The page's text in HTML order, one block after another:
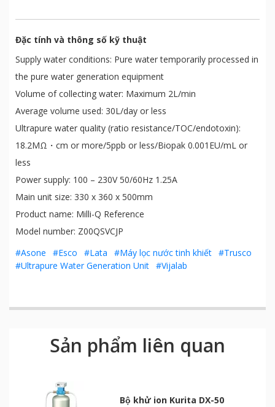
Đặc tính và thông số kỹ thuật
Supply water conditions: Pure water temporarily processed in
the pure water generation equipment
Volume of collecting water: Maximum 2L/min
Average volume used: 30L/day or less
Ultrapure water quality (ratio resistance/TOC/endotoxin):
18.2MΩ・cm or more/5ppb or less/Biopak 0.001EU/mL or
less
Power supply: 100 – 230V 50/60Hz 1.25A
Main unit size: 330 x 360 x 500mm
Product name: Milli-Q Reference
Model number: Z00QSVCJP
#Asone
#Esco #Lata #Máy lọc nước tinh khiết #Trusco
#Ultrapure Water Generation Unit #Vijalab
Sản phẩm liên quan
Bộ khử ion Kurita DX-50